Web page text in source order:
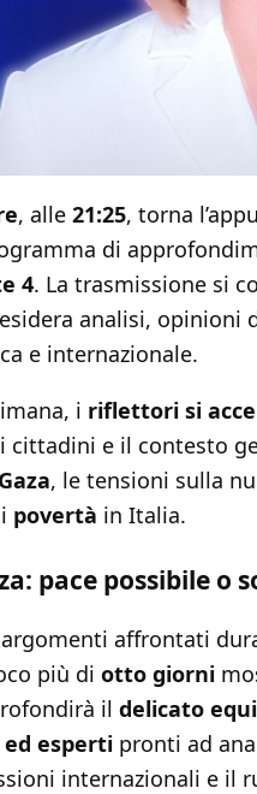
, alle 21:25, torna
di
4. La trasmissione si
analisi,
e internazionale.
i riflettori si
cittadini e il contesto
Gaza, le tensioni sulla
povertà in Italia.
pace possibile o
affrontati
più di otto giorni
il delicato
esperti pronti ad
internazionali e il